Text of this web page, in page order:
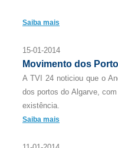
Saiba mais
15-01-2014
Movimento dos
A TVI 24 noticiou que o
dos portos do Algarve,
existência.
Saiba mais